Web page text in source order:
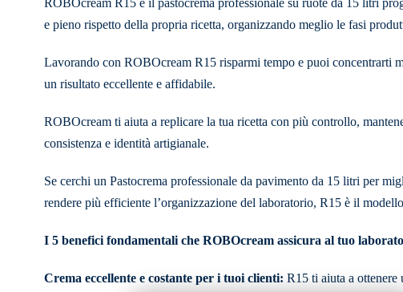
ROBOcream R15 è il pastocrema professionale su ruote da 15 litri
e pieno rispetto della propria ricetta, organizzando meglio le fasi
Lavorando con ROBOcream R15 risparmi tempo e puoi concentrarti
un risultato eccellente e affidabile.
ROBOcream ti aiuta a replicare la tua ricetta con più controllo,
consistenza e identità artigianale.
Se cerchi un Pastocrema professionale da pavimento da 15 litri per
rendere più efficiente l’organizzazione del laboratorio, R15 è il
I 5 benefici fondamentali che ROBOcream assicura al tuo
Crema eccellente e costante per i tuoi clienti: R15 ti aiuta a ottenere